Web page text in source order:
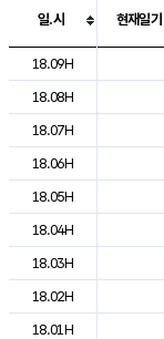
도시별 기상실황표로
일.시 현재일기
18.09H
18.08H
18.07H
18.06H
18.05H
18.04H
18.03H
18.02H
18.01H